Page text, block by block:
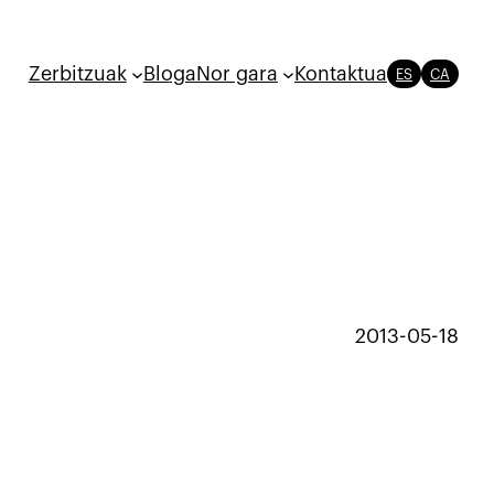
Zerbitzuak Bloga Nor gara Kontaktua ES CA
2013-05-18